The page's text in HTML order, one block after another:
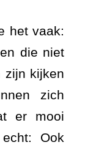
het vaak:
die niet
zijn kijken
zich
er mooi
Ook